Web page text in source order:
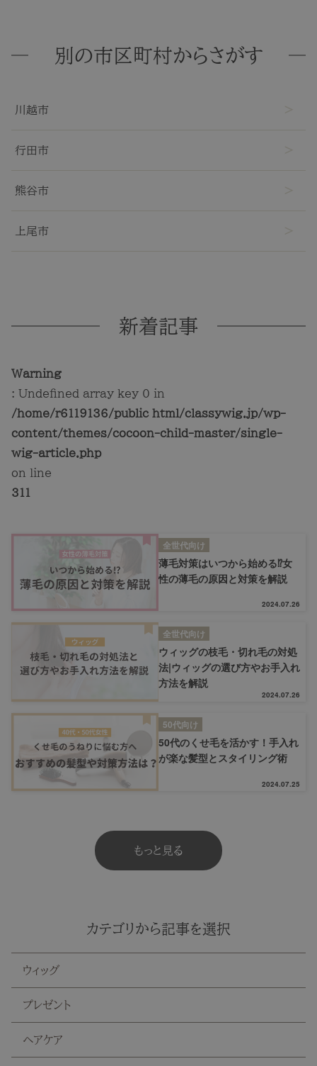
別の市区町村からさがす
川越市
行田市
熊谷市
上尾市
新着記事
Warning
: Undefined array key 0 in
/home/r6119136/public_html/classywig.jp/wp-
content/themes/cocoon-child-master/single-
wig-article.php
on line
311
全世代向け
薄毛対策はいつから始める⁉女
性の薄毛の原因と対策を解説
2024.07.26
全世代向け
ウィッグの枝毛・切れ毛の対処
法|ウィッグの選び方やお手入れ
方法を解説
2024.07.26
50代向け
50代のくせ毛を活かす！手入れ
が楽な髪型とスタイリング術
2024.07.25
もっと見る
カテゴリから記事を選択
ウィッグ
プレゼント
ヘアケア